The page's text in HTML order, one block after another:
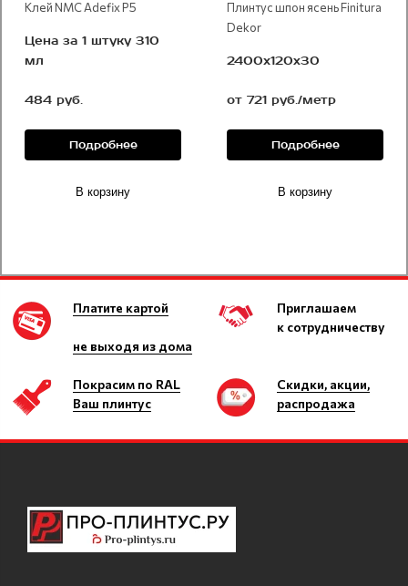
Клей NMC Adefix P5
Цена за 1 штуку 310
мл
484 руб.
Подробнее
В корзину
Плинтус шпон ясень Finitura
Dekor
2400х120x30
от 721 руб./метр
Подробнее
В корзину
Платите картой
не выходя из дома
Приглашаем
к сотрудничеству
Покрасим по RAL
Ваш плинтус
Скидки, акции,
распродажа